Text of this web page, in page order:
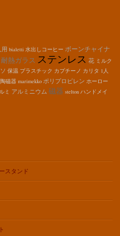
用 bialetti 水出しコーヒー ボーンチャイナ
耐熱ガラス ステンレス 花 ミルク
保温 プラスチック カプチーノ カリタ 1人
陶磁器 marimekko ポリプロピレン ホーロー
ミ アルミニウム 磁器 stelton ハンドメイ
スタンド